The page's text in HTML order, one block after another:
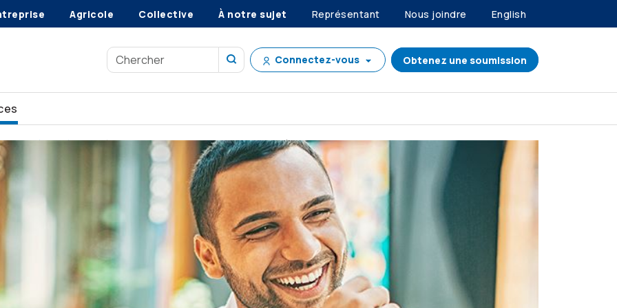
Agricole Collective À notre sujet Représentant Nous joindre English
Connectez-vous Obtenez une soumission
en sécurité Gérer le stress au travail pendant les fêtes